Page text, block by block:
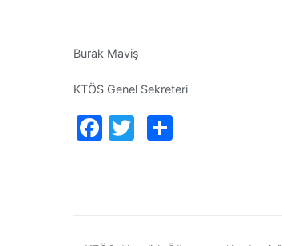
Burak Maviş
KTÖS Genel Sekreteri
Facebook
Twitter